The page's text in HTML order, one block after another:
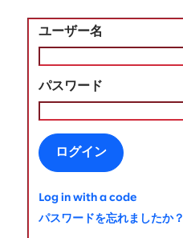
ユーザー名
パスワード
ログイン
Log in with a code
パスワードを忘れましたか？